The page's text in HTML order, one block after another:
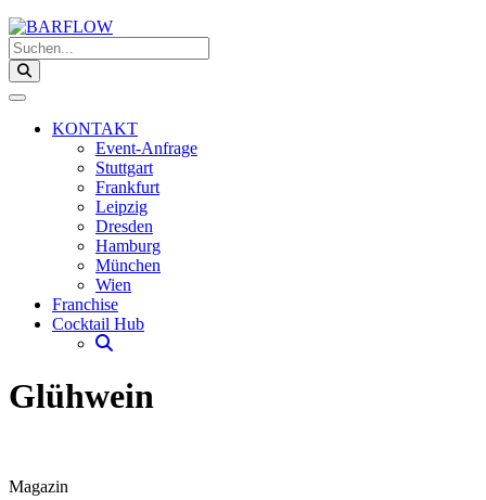
Suchen...
KONTAKT
Event-Anfrage
Stuttgart
Frankfurt
Leipzig
Dresden
Hamburg
München
Wien
Franchise
Cocktail Hub
Glühwein
Magazin